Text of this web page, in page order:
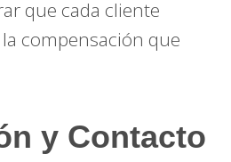
que cada cliente
compensación que
y Contacto